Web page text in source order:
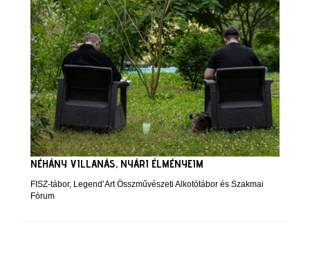
NÉHÁNY VILLANÁS, NYÁRI ÉLMÉNYEIM
FISZ-tábor, Legend’Art Összművészeti Alkotótábor és Szakmai
Fórum